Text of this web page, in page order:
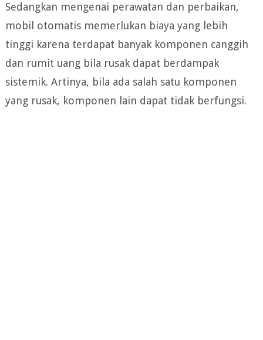
Sedangkan mengenai perawatan dan perbaikan,
mobil otomatis memerlukan biaya yang lebih
tinggi karena terdapat banyak komponen canggih
dan rumit uang bila rusak dapat berdampak
sistemik. Artinya, bila ada salah satu komponen
yang rusak, komponen lain dapat tidak berfungsi.